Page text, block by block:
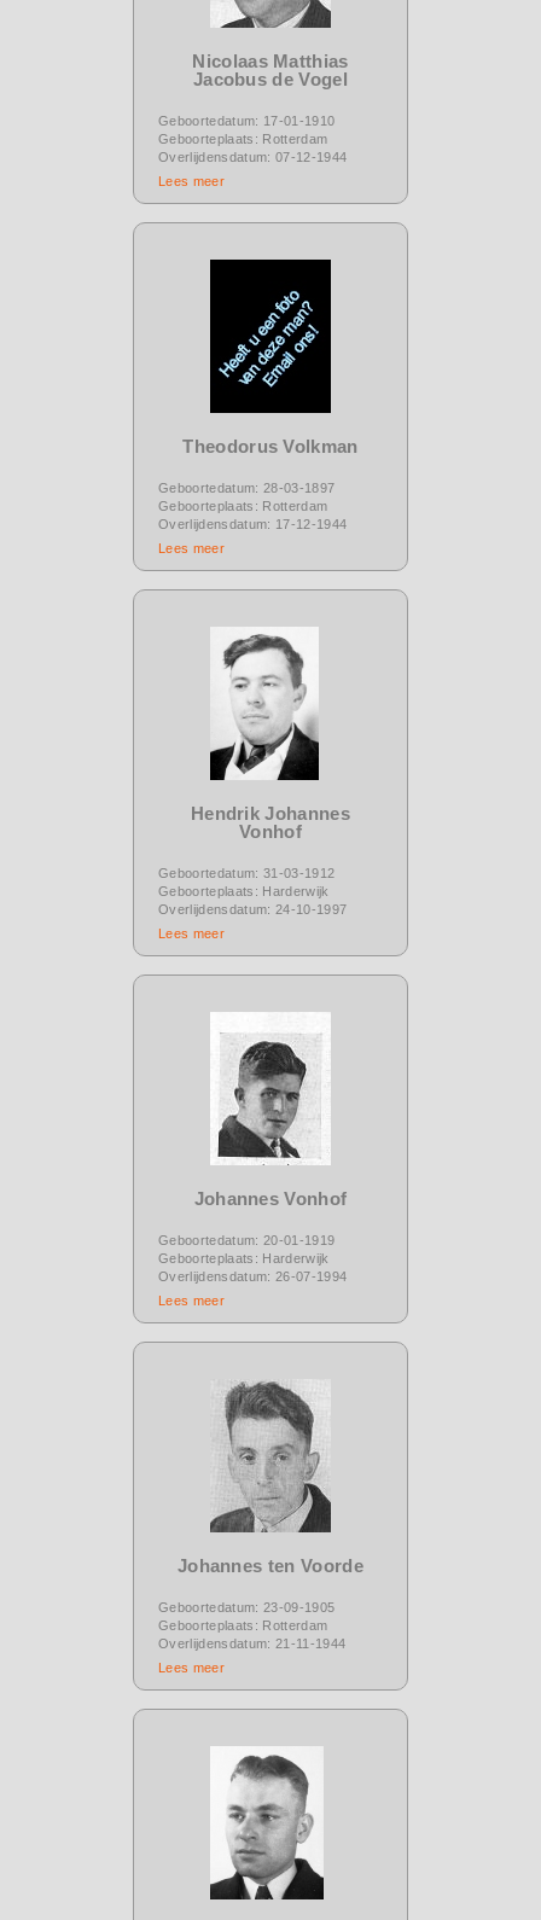
Nicolaas Matthias
Jacobus de Vogel
Geboortedatum: 17-01-1910
Geboorteplaats: Rotterdam
Overlijdensdatum: 07-12-1944
Lees meer
Theodorus Volkman
Geboortedatum: 28-03-1897
Geboorteplaats: Rotterdam
Overlijdensdatum: 17-12-1944
Lees meer
Hendrik Johannes
Vonhof
Geboortedatum: 31-03-1912
Geboorteplaats: Harderwijk
Overlijdensdatum: 24-10-1997
Lees meer
Johannes Vonhof
Geboortedatum: 20-01-1919
Geboorteplaats: Harderwijk
Overlijdensdatum: 26-07-1994
Lees meer
Johannes ten Voorde
Geboortedatum: 23-09-1905
Geboorteplaats: Rotterdam
Overlijdensdatum: 21-11-1944
Lees meer